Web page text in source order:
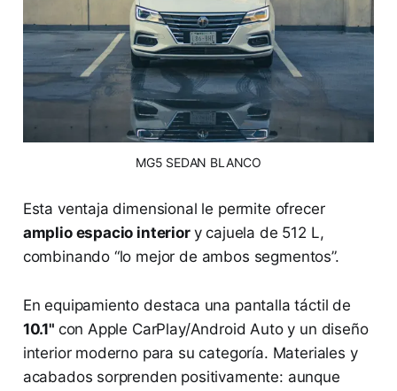
MG5 SEDAN BLANCO
Esta ventaja dimensional le permite ofrecer
amplio espacio interior y cajuela de 512 L,
combinando “lo mejor de ambos segmentos”.
En equipamiento destaca una pantalla táctil de
10.1" con Apple CarPlay/Android Auto y un diseño
interior moderno para su categoría​. Materiales y
acabados sorprenden positivamente: aunque